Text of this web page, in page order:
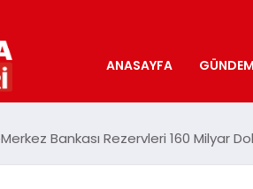
ANASAYFA GÜNDEM
Merkez Bankası Rezervleri 160 Milyar